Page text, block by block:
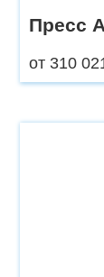
Пресс
от 310